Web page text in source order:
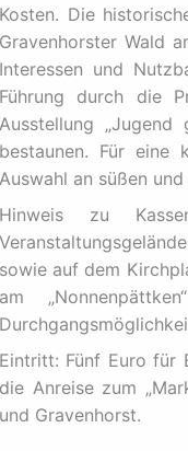
Kosten. Die
Gravenhorster Wald
Interessen und
Führung durch die
Ausstellung
bestaunen. Für eine
Auswahl an süßen
Hinweis zu
sowie auf dem
am
Eintritt: Fünf Euro für
die Anreise zum
und Gravenhorst.